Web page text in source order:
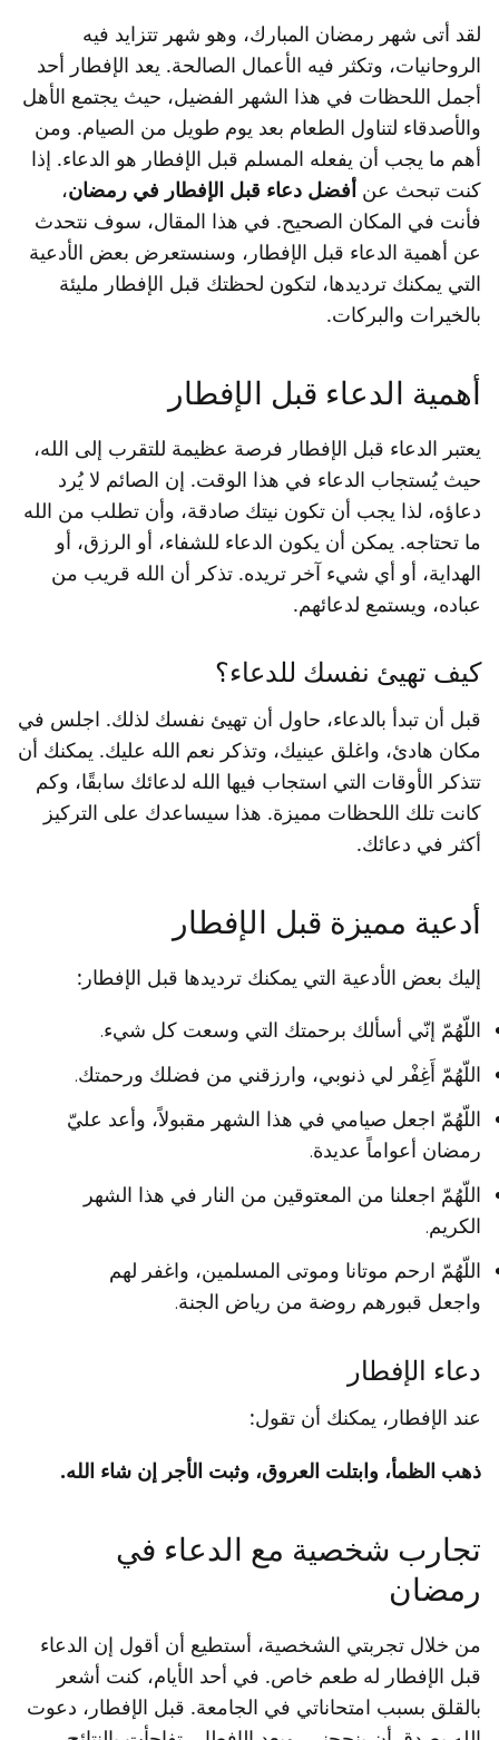
لقد أتى شهر رمضان المبارك، وهو شهر تتزايد فيه
الروحانيات، وتكثر فيه الأعمال الصالحة. يعد الإفطار أحد
أجمل اللحظات في هذا الشهر الفضيل، حيث يجتمع الأهل
والأصدقاء لتناول الطعام بعد يوم طويل من الصيام. ومن
أهم ما يجب أن يفعله المسلم قبل الإفطار هو الدعاء. إذا
كنت تبحث عن أفضل دعاء قبل الإفطار في رمضان،
فأنت في المكان الصحيح. في هذا المقال، سوف نتحدث
عن أهمية الدعاء قبل الإفطار، وسنستعرض بعض الأدعية
التي يمكنك ترديدها، لتكون لحظتك قبل الإفطار مليئة
بالخيرات والبركات.
أهمية الدعاء قبل الإفطار
يعتبر الدعاء قبل الإفطار فرصة عظيمة للتقرب إلى الله،
حيث يُستجاب الدعاء في هذا الوقت. إن الصائم لا يُرد
دعاؤه، لذا يجب أن تكون نيتك صادقة، وأن تطلب من الله
ما تحتاجه. يمكن أن يكون الدعاء للشفاء، أو الرزق، أو
الهداية، أو أي شيء آخر تريده. تذكر أن الله قريب من
عباده، ويستمع لدعائهم.
كيف تهيئ نفسك للدعاء؟
قبل أن تبدأ بالدعاء، حاول أن تهيئ نفسك لذلك. اجلس في
مكان هادئ، واغلق عينيك، وتذكر نعم الله عليك. يمكنك أن
تتذكر الأوقات التي استجاب فيها الله لدعائك سابقًا، وكم
كانت تلك اللحظات مميزة. هذا سيساعدك على التركيز
أكثر في دعائك.
أدعية مميزة قبل الإفطار
إليك بعض الأدعية التي يمكنك ترديدها قبل الإفطار:
اللّهُمّ إنّي أسألك برحمتك التي وسعت كل شيء.
اللّهُمّ أَغِفْر لي ذنوبي، وارزقني من فضلك ورحمتك.
اللّهُمّ اجعل صيامي في هذا الشهر مقبولاً، وأعد عليّ
رمضان أعواماً عديدة.
اللّهُمّ اجعلنا من المعتوقين من النار في هذا الشهر
الكريم.
اللّهُمّ ارحم موتانا وموتى المسلمين، واغفر لهم
واجعل قبورهم روضة من رياض الجنة.
دعاء الإفطار
عند الإفطار، يمكنك أن تقول:
ذهب الظمأ، وابتلت العروق، وثبت الأجر إن شاء الله.
تجارب شخصية مع الدعاء في
رمضان
من خلال تجربتي الشخصية، أستطيع أن أقول إن الدعاء
قبل الإفطار له طعم خاص. في أحد الأيام، كنت أشعر
بالقلق بسبب امتحاناتي في الجامعة. قبل الإفطار، دعوت